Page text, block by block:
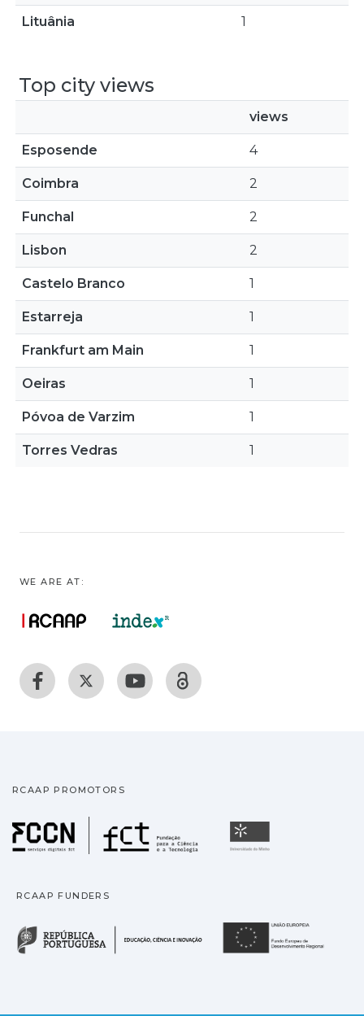
Lituânia 1
Top city views
views
Esposende 4
Coimbra 2
Funchal 2
Lisbon 2
Castelo Branco 1
Estarreja 1
Frankfurt am Main 1
Oeiras 1
Póvoa de Varzim 1
Torres Vedras 1
WE ARE AT:
RCAAP PROMOTORS
Fundação para a
RCAAP FUNDERS
República Portuguesa